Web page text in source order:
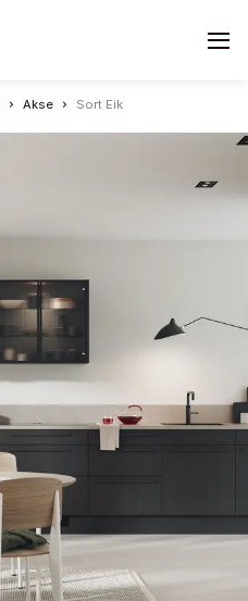
Akse Sort Eik